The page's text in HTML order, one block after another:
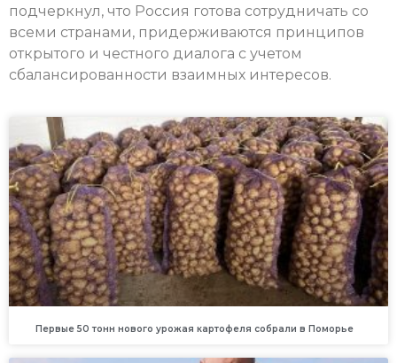
подчеркнул, что Россия готова сотрудничать со
всеми странами, придерживаются принципов
открытого и честного диалога с учетом
сбалансированности взаимных интересов.
Первые 50 тонн нового урожая картофеля собрали в Поморье